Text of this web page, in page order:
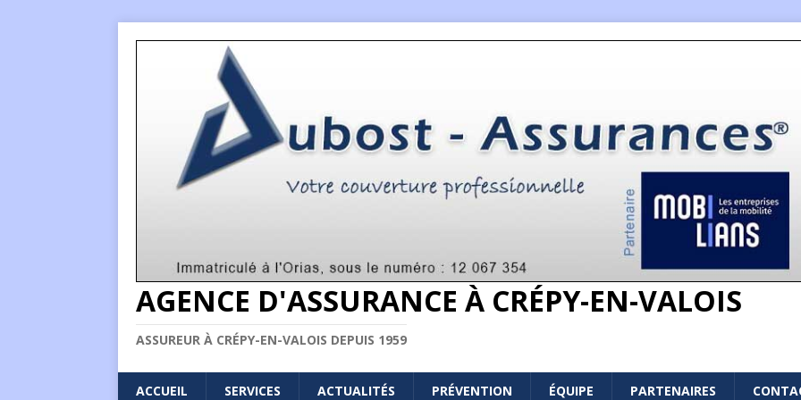
AGENCE D'ASSURANCE À CRÉPY-EN-VALOIS
ASSUREUR À CRÉPY-EN-VALOIS DEPUIS 1959
ACCUEIL SERVICES ACTUALITÉS PRÉVENTION ÉQUIPE PARTENAIRES